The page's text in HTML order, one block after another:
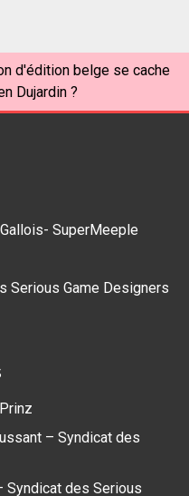
d'édition belge se cache
Dujardin ?
SuperMeeple
Serious Game Designers
– Syndicat des
Syndicat des Serious